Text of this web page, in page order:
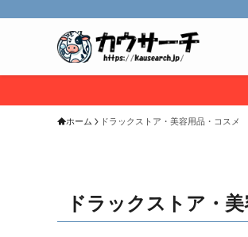
ホーム ドラックストア・美容用品・コスメ
ドラックストア・